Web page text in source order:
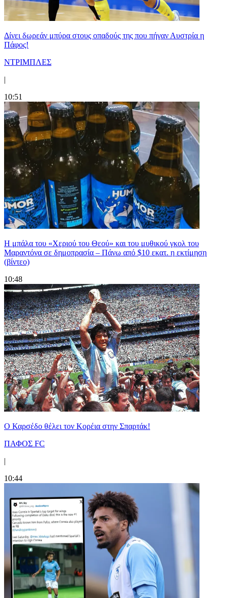
Δίνει δωρεάν μπύρα στους οπαδούς της που πήγαν Αυστρία η
Πάφος!
ΝΤΡΙΜΠΛΕΣ
|
10:51
Η μπάλα του «Χεριού του Θεού» και του μυθικού γκολ του
Μαραντόνα σε δημοπρασία – Πάνω από $10 εκατ. η εκτίμηση
(βίντεο)
10:48
Ο Καρσέδο θέλει τον Κορέια στην Σπαρτάκ!
ΠΑΦΟΣ FC
|
10:44